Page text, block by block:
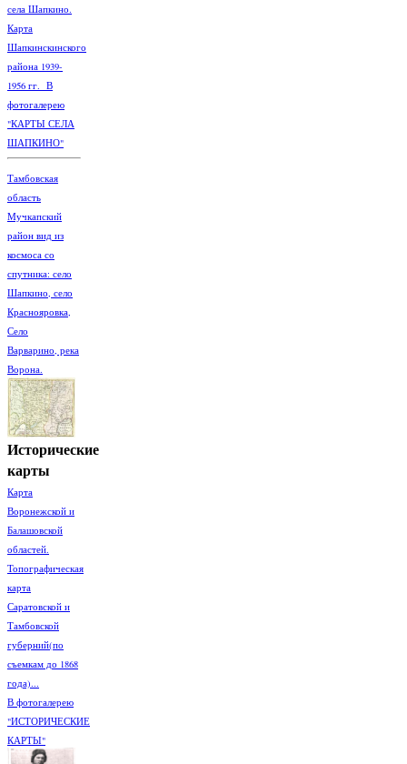
села Шапкино.
Карта
Шапкинскинского
района 1939-
1956 гг. В
фотогалерею
"КАРТЫ СЕЛА
ШАПКИНО"
Тамбовская
область
Мучкапский
район вид из
космоса со
спутника: село
Шапкино, село
Краснояровка,
Село
Варварино, река
Ворона.
Исторические
карты
Карта
Воронежской и
Балашовской
областей.
Топографическая
карта
Саратовской и
Тамбовской
губерний(по
съемкам до 1868
года)...
В фотогалерею
"ИСТОРИЧЕСКИЕ
КАРТЫ"